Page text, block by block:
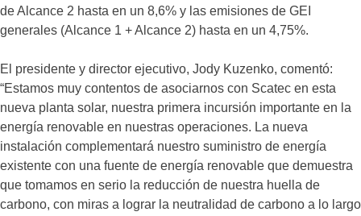
de Alcance 2 hasta en un 8,6% y las emisiones de GEI
generales (Alcance 1 + Alcance 2) hasta en un 4,75%.
El presidente y director ejecutivo, Jody Kuzenko, comentó:
“Estamos muy contentos de asociarnos con Scatec en esta
nueva planta solar, nuestra primera incursión importante en la
energía renovable en nuestras operaciones. La nueva
instalación complementará nuestro suministro de energía
existente con una fuente de energía renovable que demuestra
que tomamos en serio la reducción de nuestra huella de
carbono, con miras a lograr la neutralidad de carbono a lo largo